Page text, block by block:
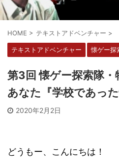
HOME > テキストアドベンチャー >
テキストアドベンチャー 懐ゲー探
第3回 懐ゲー探索隊
あなた『学校であった
2020年2月2日
どうもー、こんにちは！